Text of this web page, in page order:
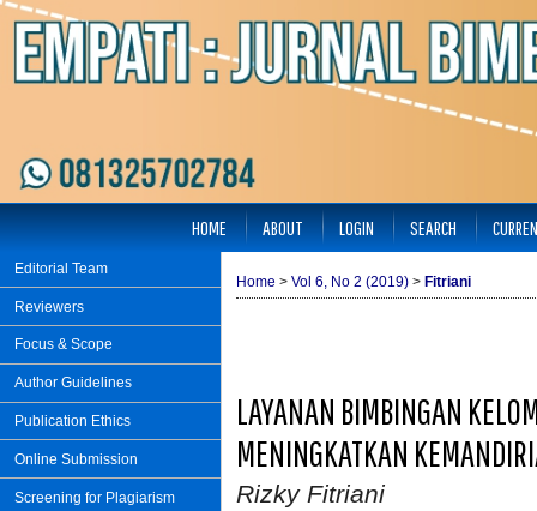
Editorial Team
Reviewers
Focus & Scope
Author Guidelines
Publication Ethics
Online Submission
Screening for Plagiarism
HOME ABOUT LOGIN SEARCH
Home > Vol 6, No 2 (2019) > Fitriani
LAYANAN BIMBINGAN
MENINGKATKAN
Rizky Fitriani